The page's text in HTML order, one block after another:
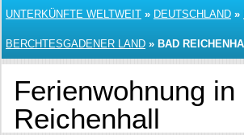
UNTERKÜNFTE WELTWEIT » DEUTSCHLAND »
BERCHTESGADENER LAND » BAD
Ferienwohnung in
Reichenhall